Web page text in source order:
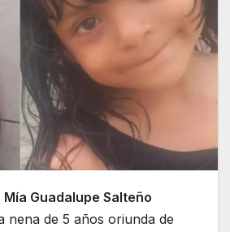
Mía Guadalupe Salteño
nena de 5 años oriunda de